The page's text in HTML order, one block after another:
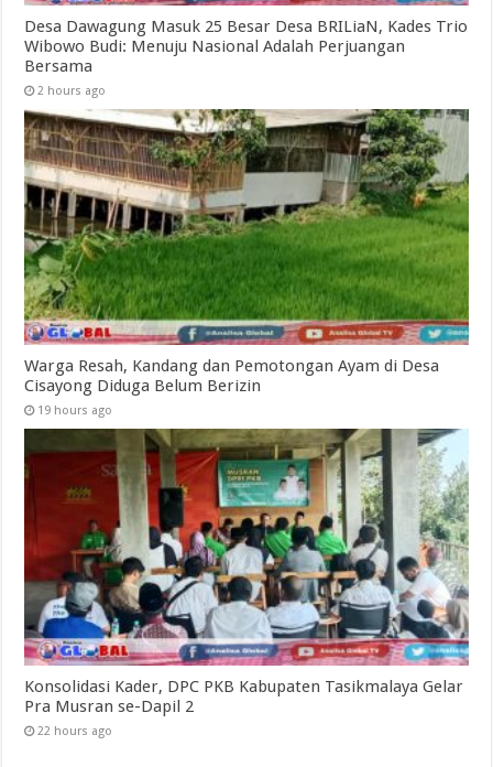
Desa Dawagung Masuk 25 Besar Desa BRILiaN, Kades Trio
Wibowo Budi: Menuju Nasional Adalah Perjuangan
Bersama
2 hours ago
Warga Resah, Kandang dan Pemotongan Ayam di Desa
Cisayong Diduga Belum Berizin
19 hours ago
Konsolidasi Kader, DPC PKB Kabupaten Tasikmalaya Gelar
Pra Musran se-Dapil 2
22 hours ago